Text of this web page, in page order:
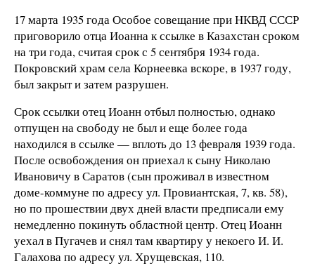
17 марта 1935 года Особое совещание при НКВД СССР
приговорило отца Иоанна к ссылке в Казахстан сроком
на три года, считая срок с 5 сентября 1934 года.
Покровский храм села Корнеевка вскоре, в 1937 году,
был закрыт и затем разрушен.
Срок ссылки отец Иоанн отбыл полностью, однако
отпущен на свободу не был и еще более года
находился в ссылке — вплоть до 13 февраля 1939 года.
После освобождения он приехал к сыну Николаю
Ивановичу в Саратов (сын проживал в известном
доме-коммуне по адресу ул. Провиантская, 7, кв. 58),
но по прошествии двух дней власти предписали ему
немедленно покинуть областной центр. Отец Иоанн
уехал в Пугачев и снял там квартиру у некоего И. И.
Галахова по адресу ул. Хрущевская, 110.